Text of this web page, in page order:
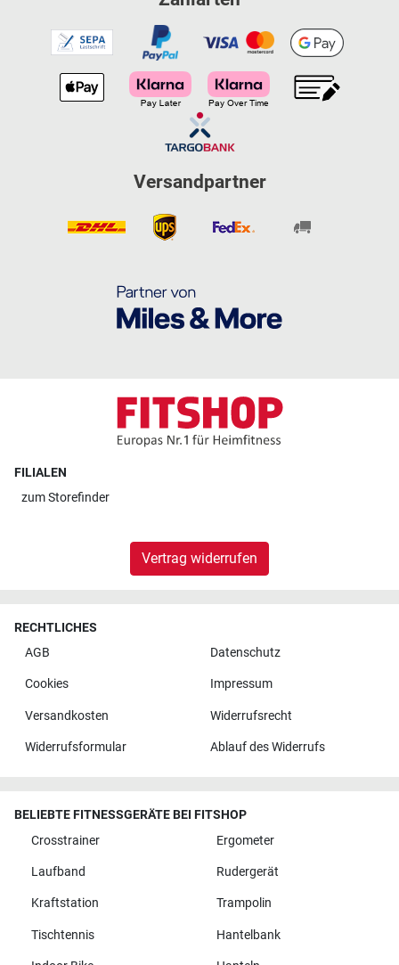
Versandpartner
FILIALEN
zumStorefinder
Vertrag widerrufen
RECHTLICHES
AGB
Datenschutz
Cookies Impressum
Versandkosten Widerrufsrecht
Widerrufsformular Ablauf des Widerrufs
BELIEBTE FITNESSGERÄTE BEI FITSHOP
Crosstrainer
Ergometer
Laufband Rudergerät
Kraftstation Trampolin
Tischtennis Hantelbank